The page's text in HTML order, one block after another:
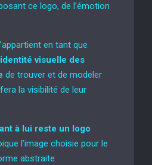
ce logo, de l’émotion
en tant que
visuelle des
de trouver et de modeler
la visibilité de leur
à lui reste un logo
l’image choisie pour le
abstraite.